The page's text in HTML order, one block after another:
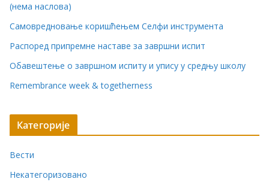
(нема наслова)
Самовредновање коришћењем Селфи инструмента
Распоред припремне наставе за завршни испит
Обавештење о завршном испиту и упису у средњу школу
Remembrance week & togetherness
Категорије
Вести
Некатегоризовано